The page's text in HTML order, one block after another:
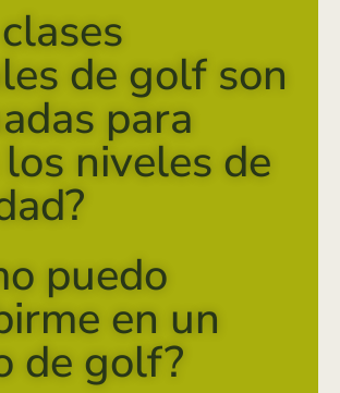
de golf son
para
niveles de
puedo
en un
de golf?